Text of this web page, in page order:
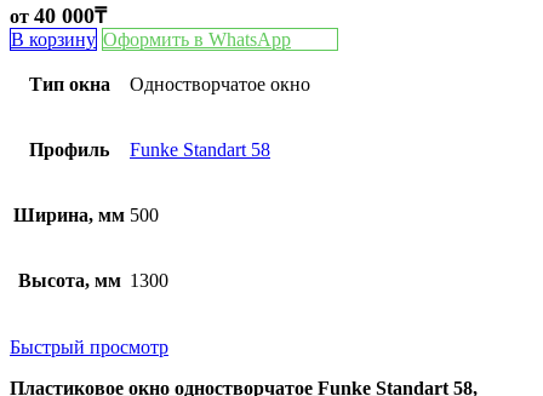
от 40 000₸
В корзину Оформить в WhatsApp
Тип окна Одностворчатое окно
Профиль Funke Standart 58
Ширина, мм 500
Высота, мм 1300
Быстрый просмотр
Пластиковое окно одностворчатое Funke Standart 58,